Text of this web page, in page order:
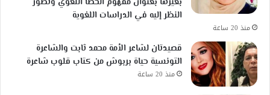
النظر إليه في الدراسات اللغوية
منذ 20 ساعة
قصيدتان لشاعر الأمة محمد ثابت والشاعرة
التونسية حياة بربوش من كتاب قلوب شاعرة
منذ 20 ساعة